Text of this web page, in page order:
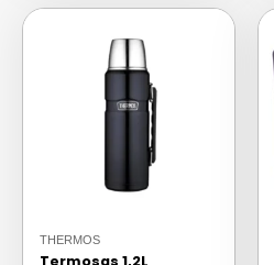
THERMOS
Termosas 1,2L